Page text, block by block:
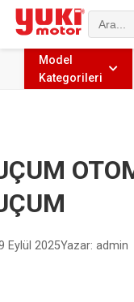
Model
Kategorileri
Eylül 2025Yazar: admin